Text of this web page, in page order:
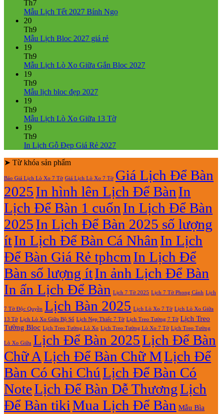
Th7
Mẫu Lịch Tết 2027 Bính NgọKhông
Lịch
20
Th9
Mẫu Lịch Bloc 2027 giá rẻKhông
luận
giá
19
Th9
Mẫu Lịch Lò Xo Giữa Gắn Bloc 2027Không
2027
19
Th9
Mẫu lịch bloc đẹp 2027Không
luận
lịch
19
Th9
Mẫu Lịch Lò Xo Giữa 13 TờKhông
luận
Lịch
Lò
Xo
Giữa
13
Tờ
19
Th9
In Lịch Gỗ Đẹp Giá Rẻ 2027Không
luận
ở
In
Lịch
Gỗ
Đẹp
Giá
Rẻ
2027
➤ Từ khóa sản phẩm
Báo Giá Lịch Lò Xo 7 Tờ Giá Lịch Lò Xo 7 Tờ Giá Lịch Để Bàn
2025In hình lên Lịch Để Bàn In
Lịch Để Bàn 1 cuốn In Lịch Để Bàn
2025In Lịch Để Bàn 2025 số lượng
ítIn Lịch Để Bàn Cá Nhân In Lịch
Để Bàn Giá Rẻ tphcm In Lịch Để
Bàn số lượng ítIn ảnh Lịch Để Bàn
In ấn Lịch Để Bàn Lịch 7 Tờ 2025 Lịch 7 Tờ Phong Cảnh Lịch
7 Tờ Độc Quyền Lịch Bàn 2025 Lịch Lò Xo 7 Tờ Lịch Lò Xo Giữa
13 Tờ Lịch Lò Xo Giữa Bộ Số Lịch Nẹp Thiếc 7 Tờ Lịch Treo Tường 7 Tờ Lịch Treo
Tường Bloc Lịch Treo Tường Lò Xo Lịch Treo Tường Lò Xo 7 Tờ Lịch Treo Tường
Lò Xo Giữa Lịch Để Bàn 2025Lịch Để Bàn
Chữ ALịch Để Bàn Chữ MLịch Để
Bàn Có Ghi ChúLịch Để Bàn Có
NoteLịch Để Bàn Dễ ThươngLịch
Để Bàn tikiMua Lịch Để Bàn Mẫu Bìa